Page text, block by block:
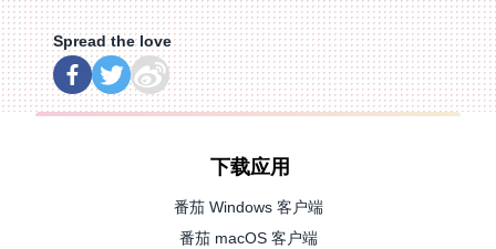
Spread the love
下载应用
番茄 Windows 客户端
番茄 macOS 客户端